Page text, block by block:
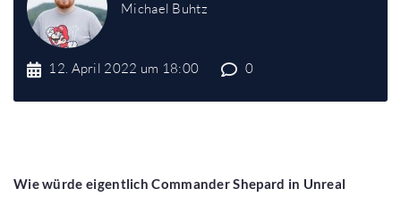
Michael Buhtz
12. April 2022 um 18:00 0
Wie würde eigentlich Commander Shepard in Unreal